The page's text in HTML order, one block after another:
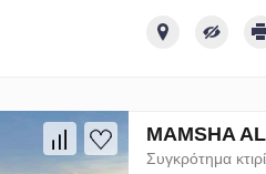
MAMSHA
Συγκρότημα